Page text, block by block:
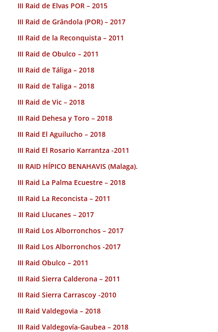
III Raid de Elvas POR – 2015
III Raid de Grândola (POR) – 2017
III Raid de la Reconquista – 2011
III Raid de Obulco – 2011
III Raid de Táliga – 2018
III Raid de Taliga – 2018
III Raid de Vic – 2018
III Raid Dehesa y Toro – 2018
III Raid El Aguilucho – 2018
III Raid El Rosario Karrantza -2011
III RAID HÍPICO BENAHAVIS (Malaga).
III Raid La Palma Ecuestre – 2018
III Raid La Reconcista – 2011
III Raid Llucanes – 2017
III Raid Los Alborronchos – 2017
III Raid Los Alborronchos -2017
III Raid Obulco – 2011
III Raid Sierra Calderona – 2011
III Raid Sierra Carrascoy -2010
III Raid Valdegovia – 2018
III Raid Valdegovía-Gaubea – 2018